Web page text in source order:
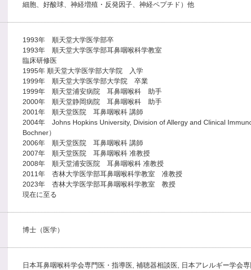
細胞、好酸球、神経増殖・反発因子、神経ペプチド）他
1993年 順天堂大学医学部卒
1993年 順天堂大学医学部耳鼻咽喉科学教室
臨床研修医
1995年 順天堂大学医学部大学院 入学
1999年 順天堂大学医学部大学院 卒業
1999年 順天堂浦安病院 耳鼻咽喉科 助手
2000年 順天堂静岡病院 耳鼻咽喉科 助手
2001年 順天堂医院 耳鼻咽喉科 講師
2004年 Johns Hopkins University, Division of Allergy and Clinical
Bochner）
2006年 順天堂医院 耳鼻咽喉科 講師
2007年 順天堂医院 耳鼻咽喉科 准教授
2008年 順天堂浦安医院 耳鼻咽喉科 准教授
2011年 杏林大学医学部耳鼻咽喉科学教室 准教授
2023年 杏林大学医学部耳鼻咽喉科学教室 教授
現在に至る
博士（医学）
日本耳鼻咽喉科学会専門医・指導医, 補聴器相談医, 日本アレルギー学会